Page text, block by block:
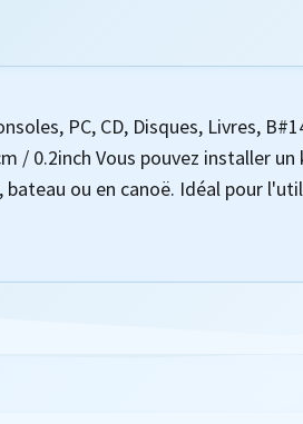
PC, CD, Disques, Livres,
/ 0.2inch Vous pouvez installer
ou en canoë. Idéal pour